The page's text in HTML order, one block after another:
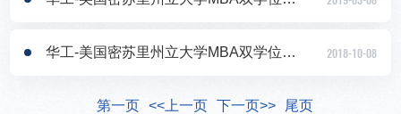
华工-美国密苏里州立大学MBA双学位项目2019年春季班招生报名中 2018-10-08
第一页 <<上一页 下一页>>
尾页